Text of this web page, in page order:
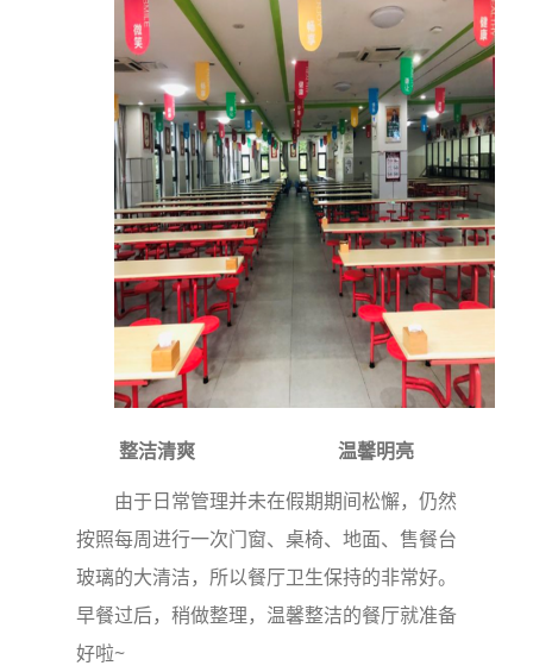
整洁清爽 温馨明亮
由于日常管理并未在假期期间松懈，仍然
按照每周进行一次门窗、桌椅、地面、售餐台
玻璃的大清洁，所以餐厅卫生保持的非常好。
早餐过后，稍做整理，温馨整洁的餐厅就准备
好啦~